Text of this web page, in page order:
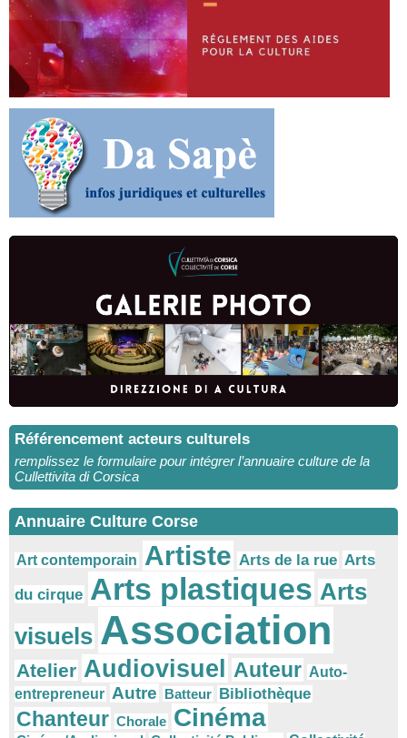
Référencement acteurs culturels
remplissez le formulaire pour intégrer l’annuaire culture de la
Cullettivita di Corsica
Annuaire Culture Corse
Art contemporain Artiste Arts de la rue Arts
du cirque Arts plastiques Arts
visuels Association
Atelier Audiovisuel Auteur Auto-
entrepreneur Autre Batteur Bibliothèque
Chanteur Chorale Cinéma